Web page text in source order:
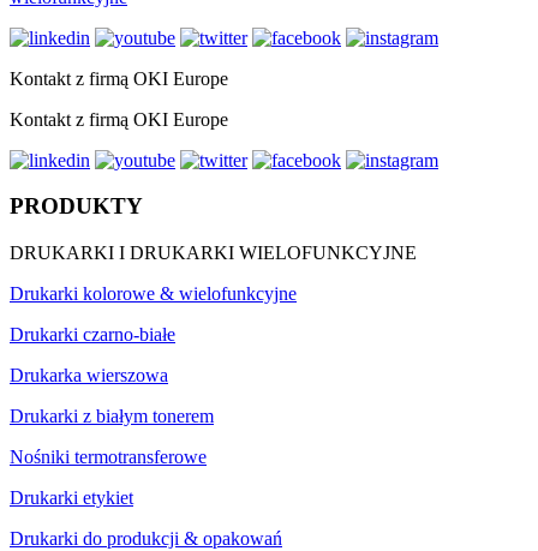
Kontakt z firmą OKI Europe
Kontakt z firmą OKI Europe
PRODUKTY
DRUKARKI I DRUKARKI WIELOFUNKCYJNE
Drukarki kolorowe & wielofunkcyjne
Drukarki czarno-białe
Drukarka wierszowa
Drukarki z białym tonerem
Nośniki termotransferowe
Drukarki etykiet
Drukarki do produkcji & opakowań